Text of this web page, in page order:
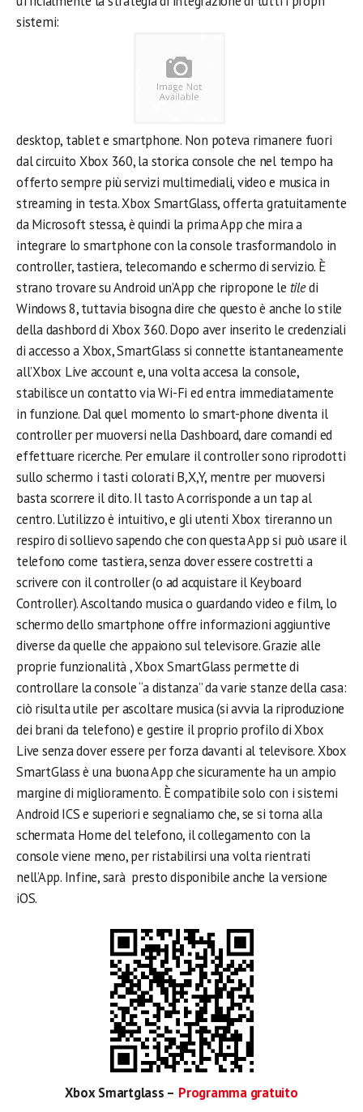
sistemi:
desktop, tablet e smartphone. Non poteva rimanere fuori
dal circuito Xbox 360, la storica console che nel tempo ha
offerto sempre più servizi multimediali, video e musica in
streaming in testa. Xbox SmartGlass, offerta gratuitamente
da Microsoft stessa, è quindi la prima App che mira a
integrare lo smartphone con la console trasformandolo in
controller, tastiera, telecomando e schermo di servizio. È
strano trovare su Android un’App che ripropone le tiledi
Windows 8, tuttavia bisogna dire che questo è anche lo stile
della dashbord di Xbox 360. Dopo aver inserito le credenziali
di accesso a Xbox, SmartGlass si connette istantaneamente
all’Xbox Live account e, una volta accesa la console,
stabilisce un contatto via Wi-Fi ed entra immediatamente
in funzione. Dal quel momento lo smart-phone diventa il
controller per muoversi nella Dashboard, dare comandi ed
effettuare ricerche. Per emulare il controller sono riprodotti
sullo schermo i tasti colorati B,X,Y, mentre per muoversi
basta scorrere il dito. Il tasto A corrisponde a un tap al
centro. L’utilizzo è intuitivo, e gli utenti Xbox tireranno un
respiro di sollievo sapendo che con questa App si può usare il
telefono come tastiera, senza dover essere costretti a
scrivere con il controller (o ad acquistare il Keyboard
Controller). Ascoltando musica o guardando video e film, lo
schermo dello smartphone offre informazioni aggiuntive
diverse da quelle che appaiono sul televisore. Grazie alle
proprie funzionalità , Xbox SmartGlass permette di
controllare la console “a distanza” da varie stanze della casa:
ciò risulta utile per ascoltare musica (si avvia la riproduzione
dei brani da telefono) e gestire il proprio profilo di Xbox
Live senza dover essere per forza davanti al televisore. Xbox
SmartGlass è una buona App che sicuramente ha un ampio
margine di miglioramento. È compatibile solo con i sistemi
Android ICS e superiori e segnaliamo che, se si torna alla
schermata Home del telefono, il collegamento con la
console viene meno, per ristabilirsi una volta rientrati
nell’App. Infine, sarà presto disponibile anche la versione
iOS.
Xbox Smartglass – Programma gratuito